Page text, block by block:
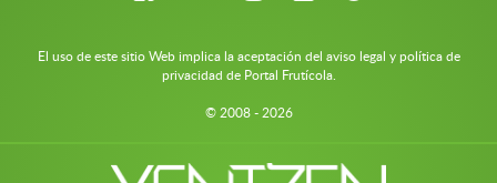
El uso de este sitio Web implica la aceptación del aviso legal y política de
privacidad de Portal Frutícola.
© 2008 - 2026